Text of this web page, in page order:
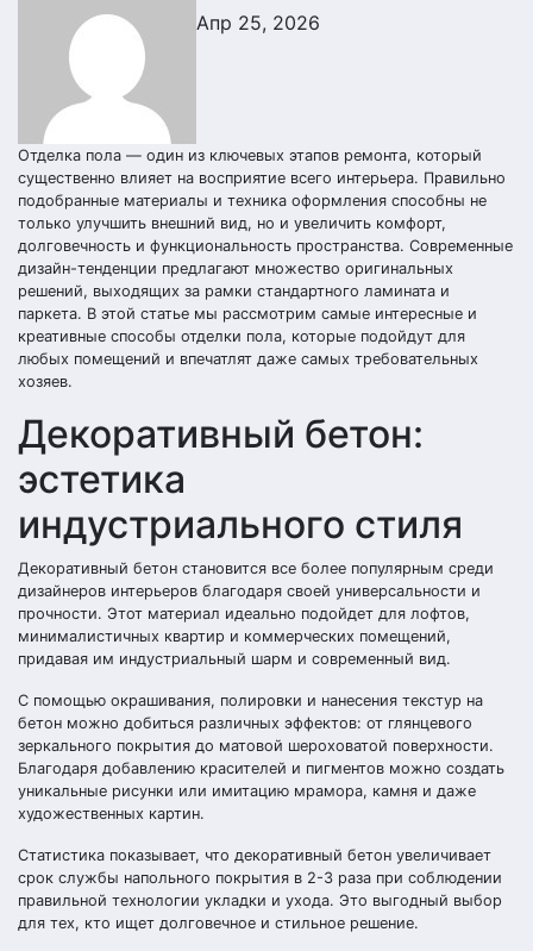
Апр 25, 2026
Отделка пола — один из ключевых этапов ремонта, который
существенно влияет на восприятие всего интерьера. Правильно
подобранные материалы и техника оформления способны не
только улучшить внешний вид, но и увеличить комфорт,
долговечность и функциональность пространства. Современные
дизайн-тенденции предлагают множество оригинальных
решений, выходящих за рамки стандартного ламината и
паркета. В этой статье мы рассмотрим самые интересные и
креативные способы отделки пола, которые подойдут для
любых помещений и впечатлят даже самых требовательных
хозяев.
Декоративный бетон:
эстетика
индустриального стиля
Декоративный бетон становится все более популярным среди
дизайнеров интерьеров благодаря своей универсальности и
прочности. Этот материал идеально подойдет для лофтов,
минималистичных квартир и коммерческих помещений,
придавая им индустриальный шарм и современный вид.
С помощью окрашивания, полировки и нанесения текстур на
бетон можно добиться различных эффектов: от глянцевого
зеркального покрытия до матовой шероховатой поверхности.
Благодаря добавлению красителей и пигментов можно создать
уникальные рисунки или имитацию мрамора, камня и даже
художественных картин.
Статистика показывает, что декоративный бетон увеличивает
срок службы напольного покрытия в 2-3 раза при соблюдении
правильной технологии укладки и ухода. Это выгодный выбор
для тех, кто ищет долговечное и стильное решение.